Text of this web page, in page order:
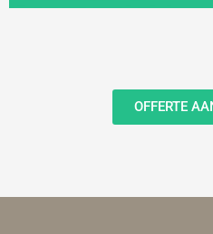
OFFERTE